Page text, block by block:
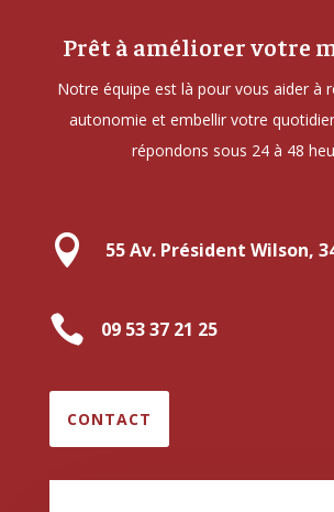
Prêt à améliorer votre
Notre équipe est là pour vous aider à
autonomie et embellir votre
répondons sous 24 à 48
 55 Av. Président Wilson,
 09 53 37 21 25
CONTACT